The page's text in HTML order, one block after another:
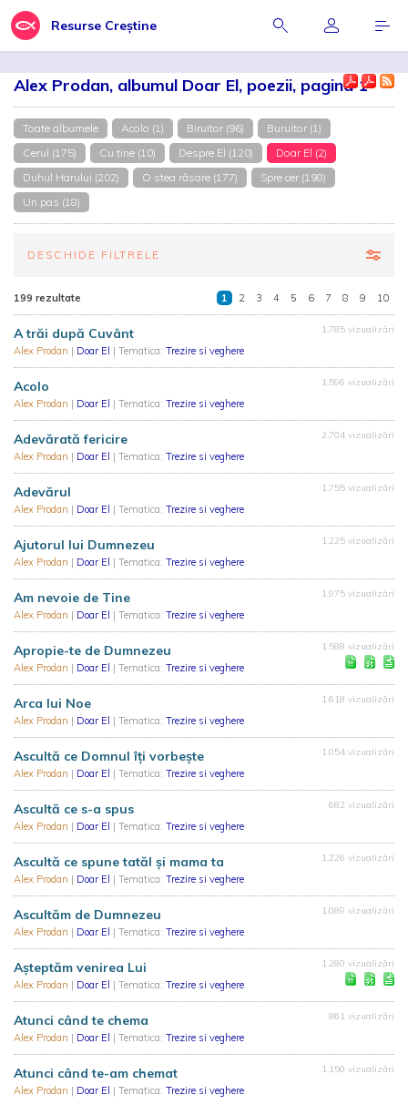
Resurse Creștine
Alex Prodan, albumul Doar El, poezii, pagina 1
Toate albumele Acolo (1) Biruitor (96)
Buruitor (1)
Cerul (175)
Cu tine (10) Despre El (120)
Doar El (2)
Duhul Harului (202)
O stea răsare (177)
Spre cer (198)
Un pas (18)
DESCHIDE FILTRELE
199 rezultate 1 2 3 4 5 6 7 8 9 10
A trăi după Cuvânt
Alex Prodan | Doar El | Tematica: Trezire si veghere
1.785 vizualizări
Acolo
Alex Prodan | Doar El | Tematica: Trezire si veghere
1.596 vizualizări
Adevărată fericire
Alex Prodan | Doar El | Tematica: Trezire si veghere
2.704 vizualizări
Adevărul
Alex Prodan | Doar El | Tematica: Trezire si veghere
1.755 vizualizări
Ajutorul lui Dumnezeu
Alex Prodan | Doar El | Tematica: Trezire si veghere
1.225 vizualizări
Am nevoie de Tine
Alex Prodan | Doar El | Tematica: Trezire si veghere
1.975 vizualizări
Apropie-te de Dumnezeu
Alex Prodan | Doar El | Tematica: Trezire si veghere
1.588 vizualizări
Arca lui Noe
Alex Prodan | Doar El | Tematica: Trezire si veghere
1.618 vizualizări
Ascultă ce Domnul îți vorbește
Alex Prodan | Doar El | Tematica: Trezire si veghere
1.054 vizualizări
Ascultă ce s-a spus
Alex Prodan | Doar El | Tematica: Trezire si veghere
682 vizualizări
Ascultă ce spune tatăl și mama ta
Alex Prodan | Doar El | Tematica: Trezire si veghere
1.226 vizualizări
Ascultăm de Dumnezeu
Alex Prodan | Doar El | Tematica: Trezire si veghere
1.089 vizualizări
Așteptăm venirea Lui
Alex Prodan | Doar El | Tematica: Trezire si veghere
1.280 vizualizări
Atunci când te chema
Alex Prodan | Doar El | Tematica: Trezire si veghere
861 vizualizări
Atunci când te-am chemat
Alex Prodan | Doar El | Tematica: Trezire si veghere
1.150 vizualizări